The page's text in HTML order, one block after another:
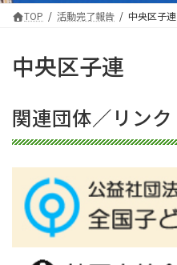
TOP 活動完了報告 中央区子連
中央区子連
関連団体／リンク